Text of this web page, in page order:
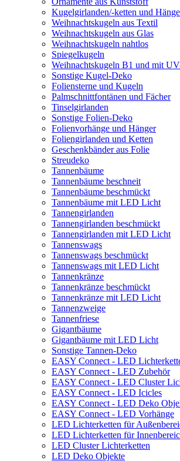
Kugelgirlanden/-ketten und
Weihnachtskugeln aus Textil
Weihnachtskugeln aus Glas
Weihnachtskugeln nahtlos
Spiegelkugeln
Weihnachtskugeln B1 und mit
Sonstige Kugel-Deko
Foliensterne und Kugeln
Palmschnittfontänen und Fächer
Tinselgirlanden
Sonstige Folien-Deko
Folienvorhänge und Hänger
Foliengirlanden und Ketten
Geschenkbänder aus Folie
Streudeko
Tannenbäume
Tannenbäume beschneit
Tannenbäume beschmückt
Tannenbäume mit LED Licht
Tannengirlanden
Tannengirlanden beschmückt
Tannengirlanden mit LED Licht
Tannenswags
Tannenswags beschmückt
Tannenswags mit LED Licht
Tannenkränze
Tannenkränze beschmückt
Tannenkränze mit LED Licht
Tannenzweige
Tannenfriese
Gigantbäume
Gigantbäume mit LED Licht
Sonstige Tannen-Deko
EASY Connect - LED
EASY Connect - LED Zubehör
EASY Connect - LED Cluster
EASY Connect - LED Icicles
EASY Connect - LED Deko
EASY Connect - LED Vorhänge
LED Lichterketten für
LED Lichterketten für
LED Cluster Lichterketten
LED Deko Objekte